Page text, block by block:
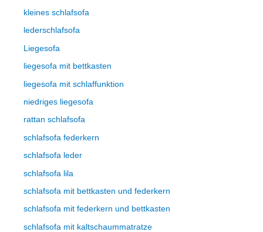
kleines schlafsofa
lederschlafsofa
Liegesofa
liegesofa mit bettkasten
liegesofa mit schlaffunktion
niedriges liegesofa
rattan schlafsofa
schlafsofa federkern
schlafsofa leder
schlafsofa lila
schlafsofa mit bettkasten und federkern
schlafsofa mit federkern und bettkasten
schlafsofa mit kaltschaummatratze